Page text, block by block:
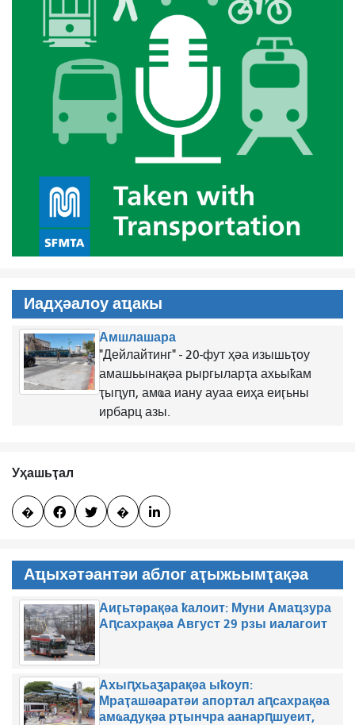
Иадҳәалоу аҵакы
Амшлашара
"Дейлайтинг" - 20-фут ҳәа изышьҭоу
амашьынақәа рыргыларҭа ахьыҟам
ҭыԥуп, амҩа иану ауаа еиҳа еиӷьны
ирбарц азы.
Уҳашьҭал
�   � 
Аҵыхәтәантәи аблог аҭыжьымҭақәа
Аиӷьтәрақәа ҟалоит: Муни Амаҵзура
Аԥсахрақәа Август 29 рзы иалагоит
Ахыԥхьаӡарақәа ыҟоуп:
Мраҭашәаратәи апортал аԥсахрақәа
амҩадуқәа рҭынчра аанарԥшуеит,